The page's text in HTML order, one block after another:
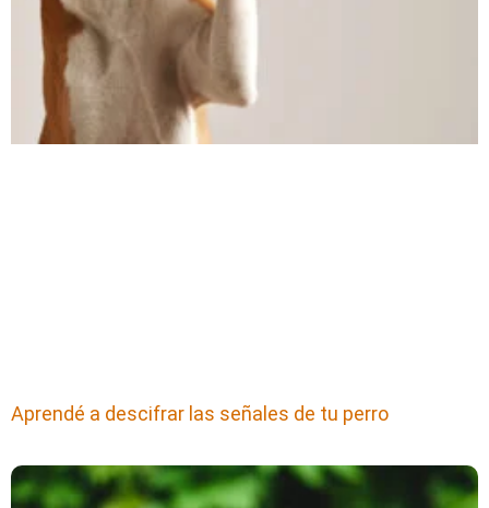
Aprendé a descifrar las señales de tu perro